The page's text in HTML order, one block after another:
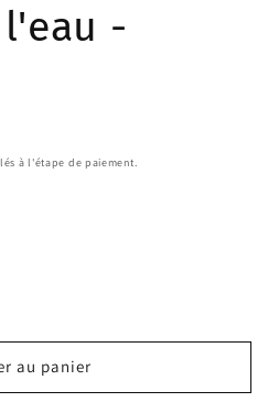
-
à l'étape de paiement.
au panier